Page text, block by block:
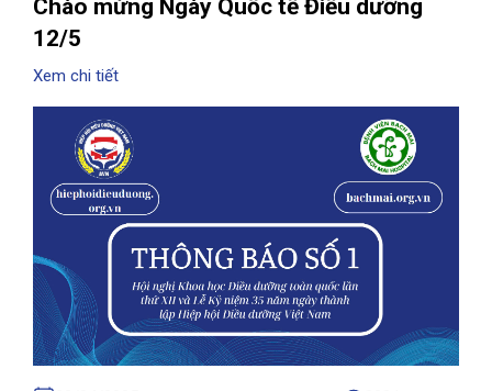
Chào mừng Ngày Quốc tế Điều dưỡng
12/5
Xem chi tiết